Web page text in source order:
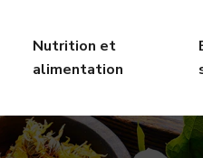
Nutrition et
alimentation